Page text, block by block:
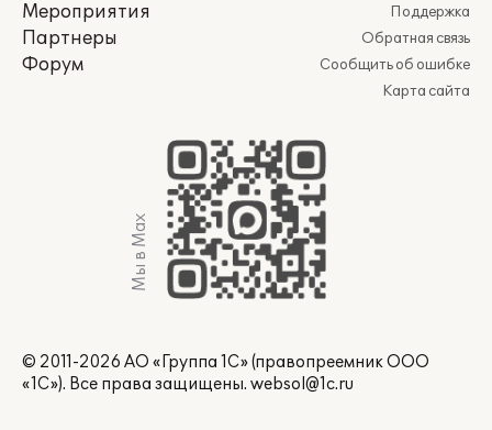
Мероприятия
Партнеры
Форум
Поддержка
Обратная связь
Сообщить об ошибке
Карта сайта
Мы в Max
© 2011-2026 АО «Группа 1С» (правопреемник ООО
«1С»). Все права защищены. websol@1c.ru